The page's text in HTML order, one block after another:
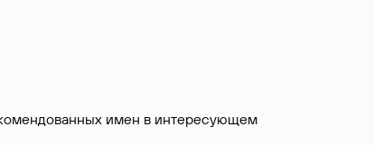
имен в интересующем